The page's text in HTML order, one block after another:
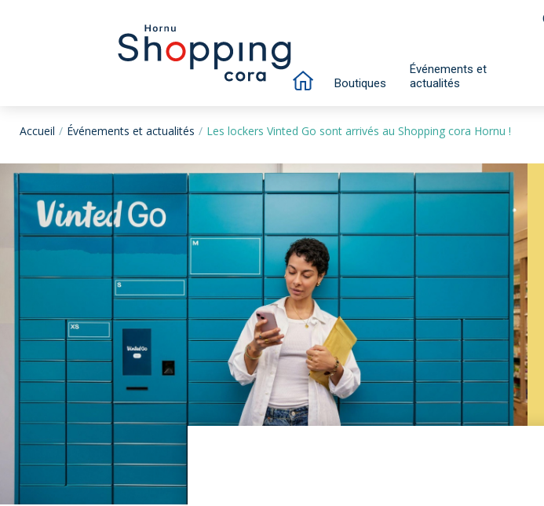
Boutiques
Événements et
actualités
Accueil Événements et actualités Les lockers Vinted Go sont arrivés au Shopping cora Hornu !